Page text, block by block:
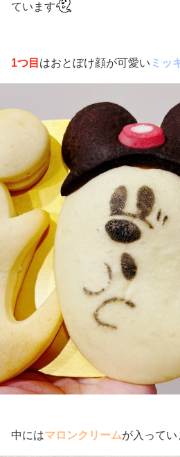
ています
1つ目 はおとぼけ顔が可愛い ミッ
中にはマロンクリームが入ってい